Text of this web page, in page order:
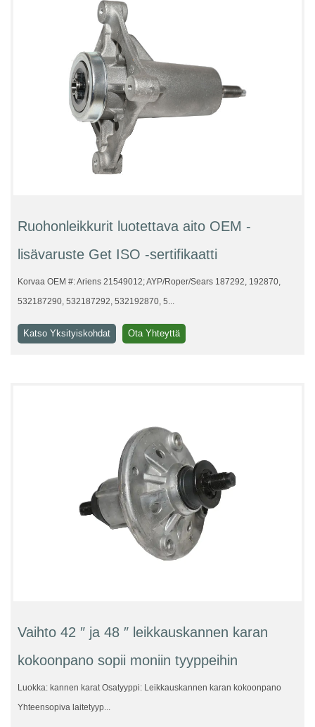
Ruohonleikkurit luotettava aito OEM -
lisävaruste Get ISO -sertifikaatti
Korvaa OEM #: Ariens 21549012; AYP/Roper/Sears 187292, 192870,
532187290, 532187292, 532192870, 5...
Katso Yksityiskohdat Ota Yhteyttä
Vaihto 42 ″ ja 48 ″ leikkauskannen karan
kokoonpano sopii moniin tyyppeihin
Luokka: kannen karat Osatyyppi: Leikkauskannen karan kokoonpano
Yhteensopiva laitetyyp...